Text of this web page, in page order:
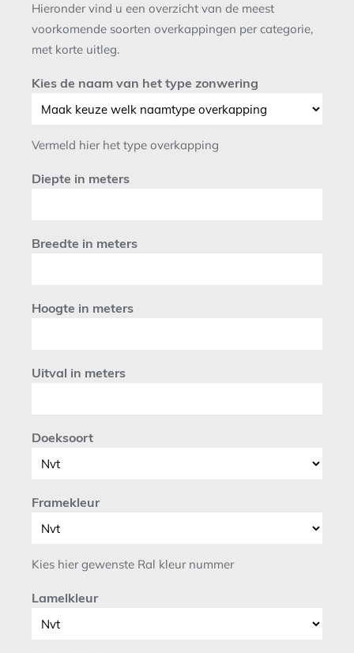
Hieronder vind u een overzicht van de meest
voorkomende soorten overkappingen per categorie,
met korte uitleg.
Kies de naam van het type zonwering
Vermeld hier het type overkapping
Diepte in meters
Breedte in meters
Hoogte in meters
Uitval in meters
Doeksoort
Framekleur
Kies hier gewenste Ral kleur nummer
Lamelkleur